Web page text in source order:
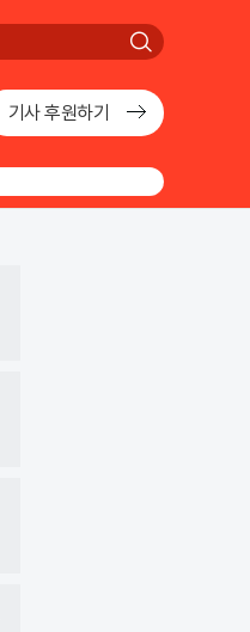
검
기사 후원하기